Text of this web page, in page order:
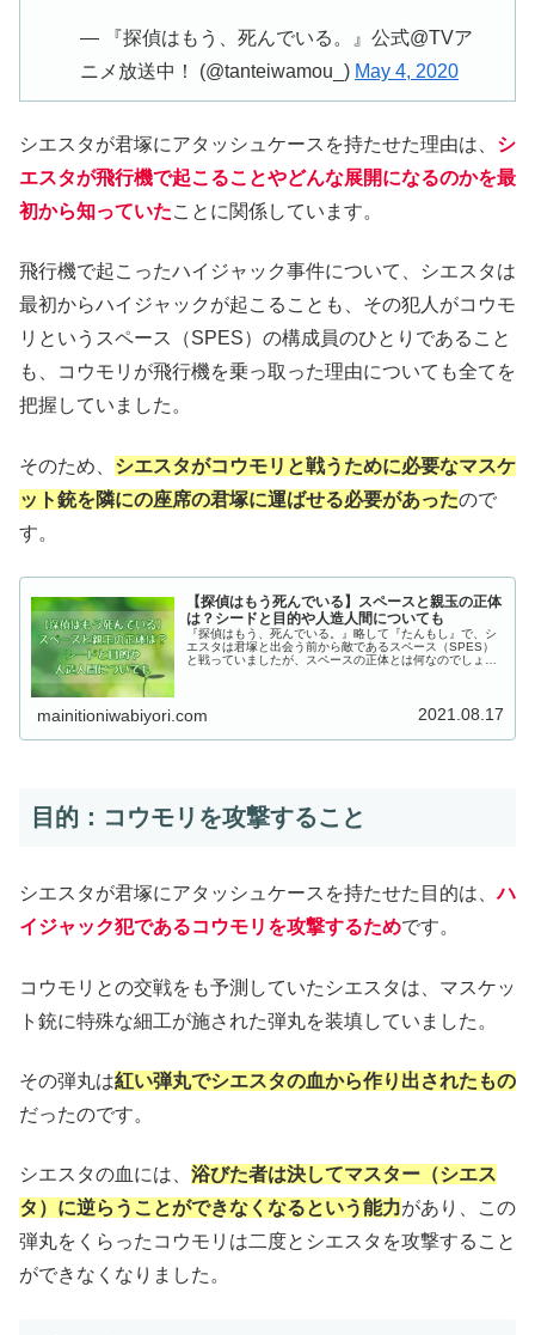
— 『探偵はもう、死んでいる。』公式@TVア
ニメ放送中！ (@tanteiwamou_) May 4, 2020
シエスタが君塚にアタッシュケースを持たせた理由は、 シ
エスタが飛行機で起こることやどんな展開になるのかを最
初から知っていたことに関係しています。
飛行機で起こったハイジャック事件について、シエスタは
最初からハイジャックが起こることも、その犯人がコウモ
リというスペース（SPES）の構成員のひとりであること
も、コウモリが飛行機を乗っ取った理由についても全てを
把握していました。
そのため、 シエスタがコウモリと戦うために必要なマスケ
ット銃を隣にの座席の君塚に運ばせる必要があったので
す。
【探偵はもう死んでいる】スペースと親玉の正体
は？シードと目的や人造人間についても
『探偵はもう、死んでいる。』略して『たんもし』で、シ
エスタは君塚と出会う前から敵であるスペース（SPES）
と戦っていましたが、スペースの正体とは何なのでしょう
mainitioniwabiyori.com 2021.08.17
目的：コウモリを攻撃すること
シエスタが君塚にアタッシュケースを持たせた目的は、ハ
イジャック犯であるコウモリを攻撃するためです。
コウモリとの交戦をも予測していたシエスタは、マスケッ
ト銃に特殊な細工が施された弾丸を装填していました。
その弾丸は紅い弾丸でシエスタの血から作り出されたもの
だったのです。
シエスタの血には、 浴びた者は決してマスター（シエス
タ）に逆らうことができなくなるという能力があり、この
弾丸をくらったコウモリは二度とシエスタを攻撃すること
ができなくなりました。